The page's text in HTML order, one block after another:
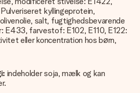
kyllingeprotein,
salt, fugtighedsbevarende
E433, farvestof: E102, E110, E122:
eller koncentration hos børn,
indeholder soja, mælk og kan